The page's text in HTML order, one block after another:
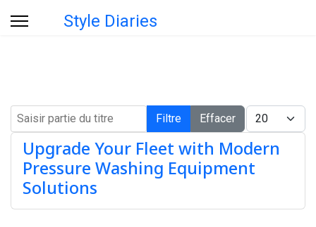
Style Diaries
Saisir partie du titre
Filtre Effacer
Afficher #
Upgrade Your Fleet with Modern
Pressure Washing Equipment
Solutions